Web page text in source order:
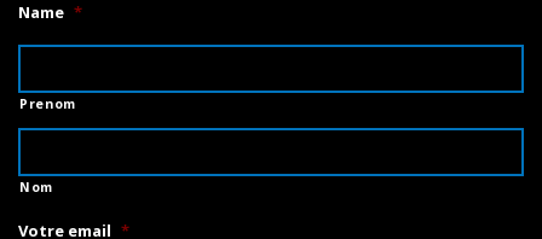
Name *
Prenom
Nom
Votre email *